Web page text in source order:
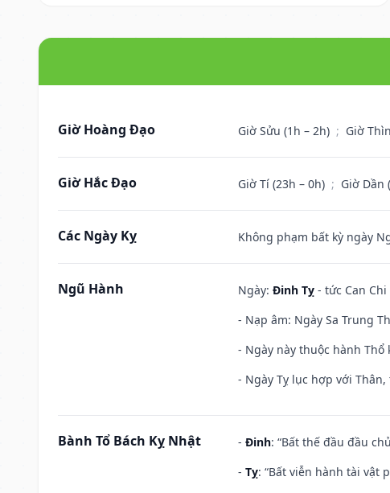
Giờ Hoàng Đạo Giờ Sửu (1h – 2h) ; Giờ
Giờ Hắc Đạo Giờ Tí (23h – 0h) ; Giờ Dần
Các Ngày Kỵ Không phạm bất kỳ ngày
Ngũ Hành Ngày: Đinh Tỵ - tức Can
- Nạp âm: Ngày Sa Trung
- Ngày này thuộc hành
- Ngày Tỵ lục hợp với
Bành Tổ Bách Kỵ Nhật - Đinh: “Bất thế đầu đầu
- Tỵ: “Bất viễn hành tài vật